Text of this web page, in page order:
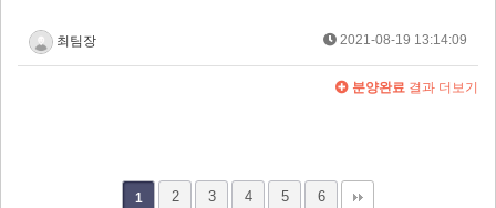
최팀장 2021-08-19 13:14:09
분양완료 결과 더보기
1 2 3 4 5 6